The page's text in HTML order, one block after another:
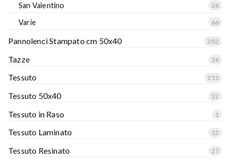
San Valentino 26
Varie 66
Pannolenci Stampato cm 50x40 282
Tazze 36
Tessuto 255
Tessuto 50x40 32
Tessuto in Raso 1
Tessuto Laminato 12
Tessuto Resinato 27